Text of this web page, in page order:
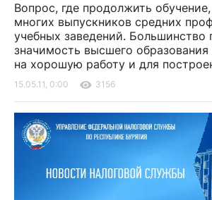
Вопрос, где продолжить
многих выпускников средних
учебных заведений. Большинство
значимость высшего
на хорошую работу и для
15.05.11, 0:00 3156